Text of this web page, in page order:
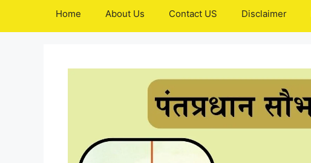
Home About Us Contact US Disclaimer